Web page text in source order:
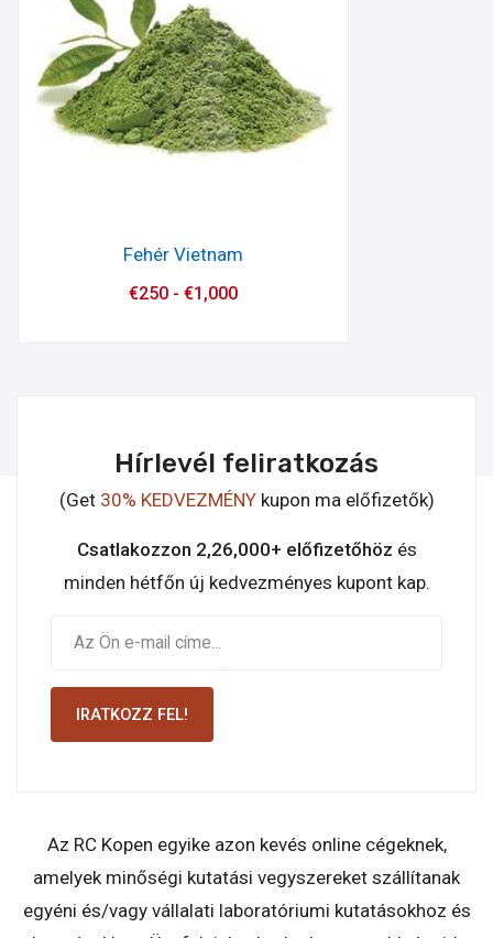
Fehér Vietnam
€250- €1,000
Hírlevél feliratkozás
(Get 30% KEDVEZMÉNYkupon ma előfizetők)
Csatlakozzon 2,26,000+ előfizetőhöz és
minden hétfőn új kedvezményes kupont kap.
IRATKOZZ FEL!
Az RC Kopen egyike azon kevés online cégeknek,
amelyek minőségi kutatási vegyszereket szállítanak
egyéni és/vagy vállalati laboratóriumi kutatásokhoz és